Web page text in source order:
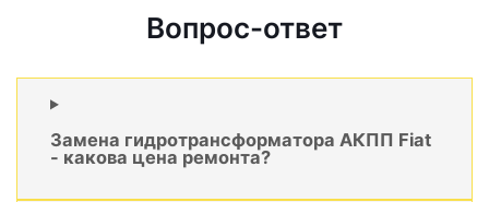
Вопрос-ответ
Замена гидротрансформатора АКПП Fiat
- какова цена ремонта?